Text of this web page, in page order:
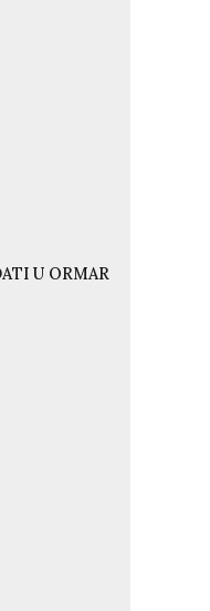
U ORMAR